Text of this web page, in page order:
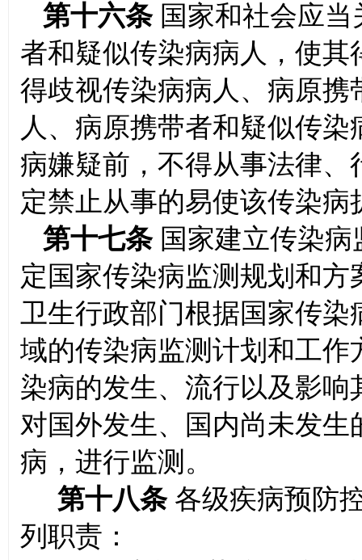
第十六条 国家和社会应
者和疑似传染病病人，使
得歧视传染病病人、病原
人、病原携带者和疑似传
病嫌疑前，不得从事法律
定禁止从事的易使该传染病
第十七条 国家建立传染
定国家传染病监测规划和
卫生行政部门根据国家传
域的传染病监测计划和工
染病的发生、流行以及影
对国外发生、国内尚未发
病，进行监测。
第十八条 各级疾病预防
列职责：